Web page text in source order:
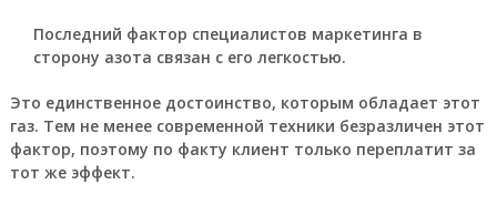
Последний фактор специалистов маркетинга в
сторону азота связан с его легкостью.
Это единственное достоинство, которым обладает этот
газ. Тем не менее современной техники безразличен этот
фактор, поэтому по факту клиент только переплатит за
тот же эффект.